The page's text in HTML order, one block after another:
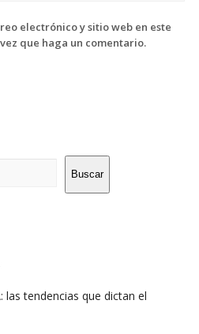
electrónico y sitio web en este
que haga un comentario.
Buscar
las tendencias que dictan el